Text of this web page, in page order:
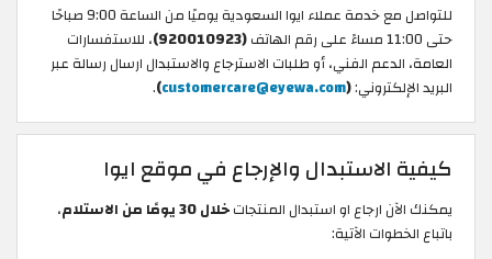
للتواصل مع خدمة عملاء ايوا السعودية يوميًا من الساعة 9:00 صباحًا
حتى 11:00 مساءً على رقم الهاتف
(920010923)
، للاستفسارات
العامة، الدعم الفني، أو طلبات الاسترجاع والاستبدال ارسال رسالة عبر
البريد الإلكتروني:(
customercare@eyewa.com
)
.
كيفية الاستبدال والإرجاع في موقع ايوا
يمكنك الآن ارجاع او استبدال المنتجاتخلال 30 يومًا من الاستلام
،
باتباع الخطوات الآتية: